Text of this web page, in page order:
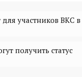
для участников ВКС в
получить статус